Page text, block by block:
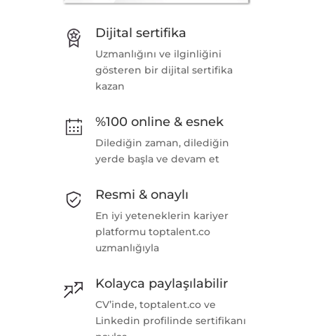
Dijital sertifika
Uzmanlığını ve ilginliğini
gösteren bir dijital sertifika
kazan
%100 online & esnek
Dilediğin zaman, dilediğin
yerde başla ve devam et
Resmi & onaylı
En iyi yeteneklerin kariyer
platformu toptalent.co
uzmanlığıyla
Kolayca paylaşılabilir
CV’inde, toptalent.co ve
Linkedin profilinde sertifikanı